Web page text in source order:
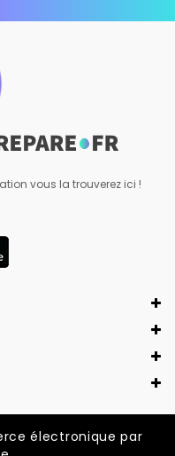
vous la trouverez ici !
électronique par